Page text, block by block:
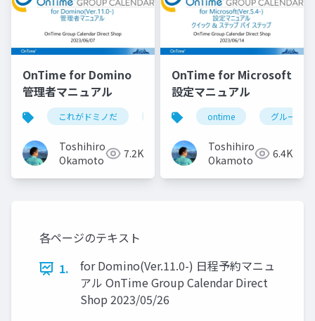
OnTime for Domino
管理者マニュアル
これがドミノだ ontime hcl domino
Toshihiro
Okamoto
7.2K
OnTime for Microsoft
設定マニュアル
ontime グループ
Toshihiro
Okamoto
6.4K
各ページのテキスト
1.
for Domino(Ver.11.0-) 日程予約マニュ
アル OnTime Group Calendar Direct
Shop 2023/05/26